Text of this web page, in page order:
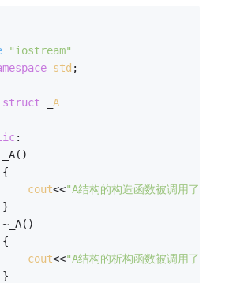
"iostream"
std ;
struct _A
:
		_A()
		{
cout<<"A结构的构造函数被调用了吗"
		}
		~_A()
		{
cout<<"A结构的析构函数被调用了吗"
		}